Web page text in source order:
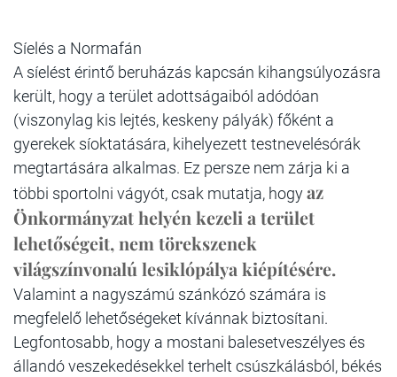
Síelés a Normafán
A síelést érintő beruházás kapcsán kihangsúlyozásra
került, hogy a terület adottságaiból adódóan
(viszonylag kis lejtés, keskeny pályák) főként a
gyerekek síoktatására, kihelyezett testnevelésórák
megtartására alkalmas. Ez persze nem zárja ki a
többi sportolni vágyót, csak mutatja, hogyaz
Önkormányzat helyén kezeli a terület
lehetőségeit, nem törekszenek
világszínvonalú lesiklópálya kiépítésére.
Valamint a nagyszámú szánkózó számára is
megfelelő lehetőségeket kívánnak biztosítani.
Legfontosabb, hogy a mostani balesetveszélyes és
állandó veszekedésekkel terhelt csúszkálásból, békés